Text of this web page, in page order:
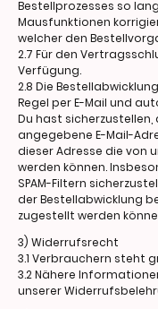
Bestellprozesses so
Mausfunktionen
welcher den
2.7 Für den
Verfügung.
2.8 Die
Regel per E-Mail und
Du hast
angegebene E-Mail-
dieser Adresse die von
werden können.
SPAM-Filtern
der Bestellabwicklung
zugestellt werden
3) Widerrufsrecht
3.1 Verbrauchern steht
3.2 Nähere
unserer